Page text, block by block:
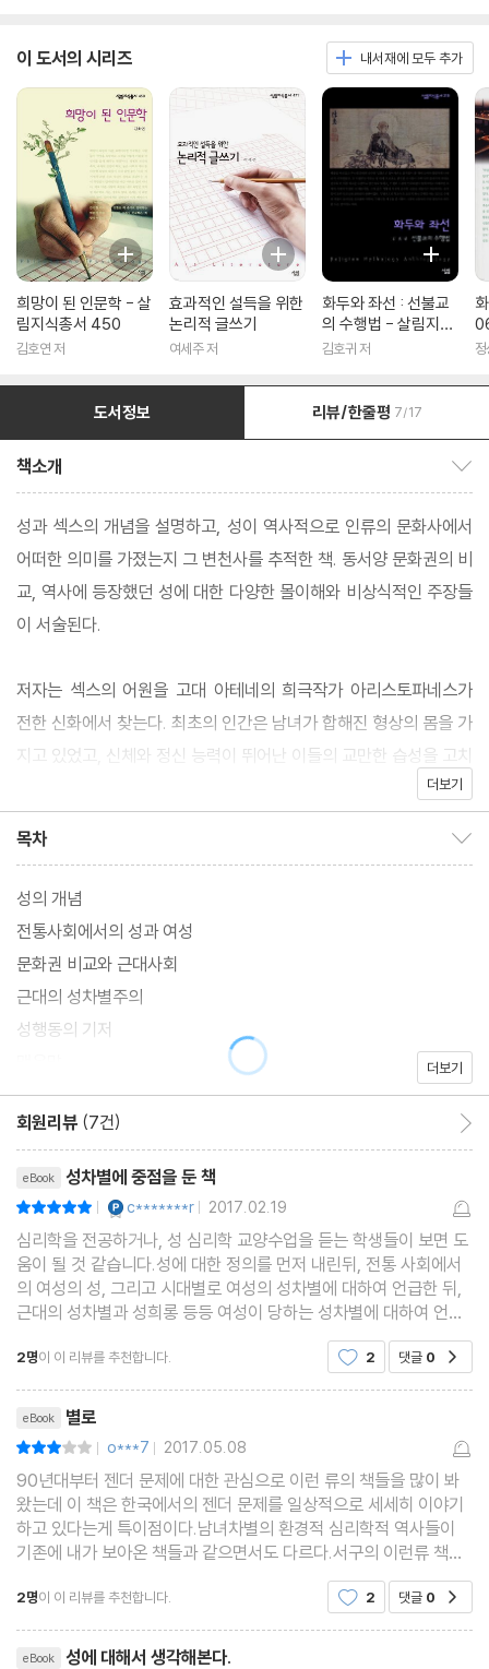
이 도서의 시리즈 내서재에 모두 추가
희망이 된 인문학 - 살
림지식총서 450
김호연 저
효과적인 설득을 위한
논리적 글쓰기
여세주 저
화두와 좌선 : 선불교
의 수행법 - 살림지식
총서 316
김호귀 저
도서정보 리뷰/한줄평 7/17
책소개
성과 섹스의 개념을 설명하고, 성이 역사적으로 인류의 문화사에서
어떠한 의미를 가졌는지 그 변천사를 추적한 책. 동서양 문화권의 비
교, 역사에 등장했던 성에 대한 다양한 몰이해와 비상식적인 주장들
이 서술된다.
저자는 섹스의 어원을 고대 아테네의 희극작가 아리스토파네스가
전한 신화에서 찾는다. 최초의 인간은 남녀가 합해진 형상의 몸을 가
지고 있었고, 신체와 정신 능력이 뛰어난 이들의 교만한 습성을 고치
기 위해서 신들이 그들을 지금의 보통의 남녀로 갈라놓았다는 것이
exus'가 섹스의 어원이 되었다고 말한다.
저자는 또한 역사적으로 쾌락추구를 탐닉했던 시대나 문화를 설명
하면서 성이 역사의 동인으로서 작용해온 과정을 설명하고, 섹스의
의미의 변천사와 문화권에 따라서 나타난 성에 대한 이해의 차이, 성
에 대한 몰이해와 비상식적인 주장들이 인류사를 어떻게 점철해왔
는지 그 다양한 일화를 소개한다. 그리고 저자는 근대사회의 성에 대
한 다양한 현상에 심리학적인 분석도 가한다. 성차별주의, 성폭력과
성희롱 등의 현상이 조명되고, 남녀 성적 관심의 차이, 성적 자극에
따라 남녀가 어떤 흥분의 차이를 보이는지, 그리고 남녀의 성적 차이
를 설명하는 다양한 이론들이 소개된다.
더보기
목차
성의 개념
전통사회에서의 성과 여성
문화권 비교와 근대사회
근대의 성차별주의
성행동의 기저
더보기
회원리뷰 (7건)
eBook 성차별에 중점을 둔 책
| c*******r | 2017.02.19
심리학을 전공하거나, 성 심리학 교양수업을 듣는 학생들이 보면 도
움이 될 것 같습니다.성에 대한 정의를 먼저 내린뒤, 전통 사회에서
의 여성의 성, 그리고 시대별로 여성의 성차별에 대하여 언급한 뒤,
근대의 성차별과 성희롱 등등 여성이 당하는 성차별에 대하여 언급
을 하고 있네요.마지막은 성행동에 관하여 다루고 있구요,여성이 당
하는 성차별에 관심이 많은 분들에게 이 책을 추
2명이 이 리뷰를 추천합니다. 2 댓글 0
eBook 별로
| o***7 | 2017.05.08
90년대부터 젠더 문제에 대한 관심으로 이런 류의 책들을 많이 봐
왔는데 이 책은 한국에서의 젠더 문제를 일상적으로 세세히 이야기
하고 있다는게 특이점이다.남녀차별의 환경적 심리학적 역사들이
기존에 내가 보아온 책들과 같으면서도 다르다.서구의 이런류 책들
은 여성해방을 임신과 출산의 여성의 성적 특성과 관련되어 해석되
며 피임법의 발달이 여성해방의 기초인것을 정설로 받아
2명이 이 리뷰를 추천합니다. 2 댓글 0
eBook 성에 대해서 생각해본다.